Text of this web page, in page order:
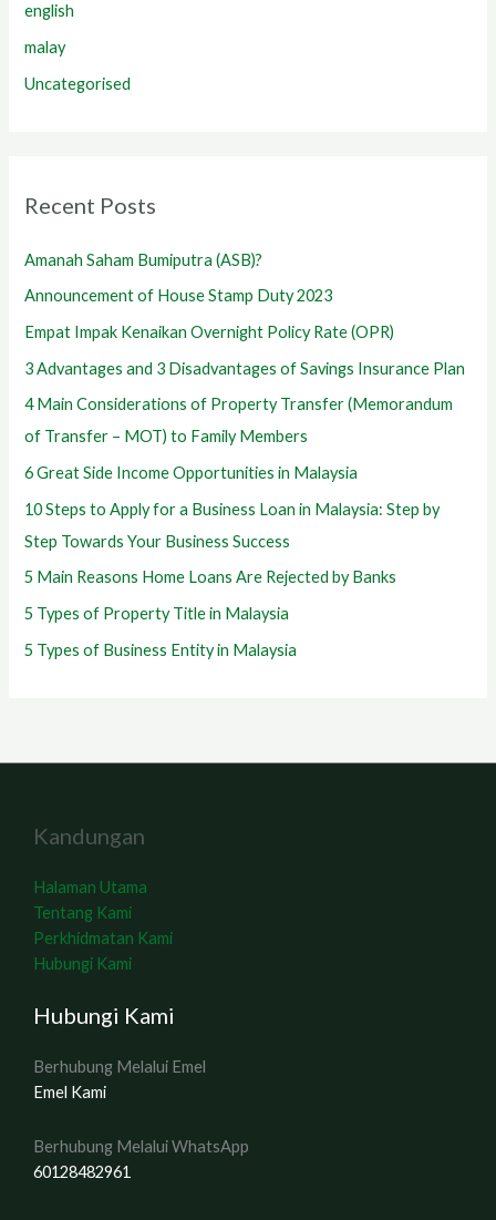
english
malay
Uncategorised
Recent Posts
Amanah Saham Bumiputra (ASB)?
Announcement of House Stamp Duty 2023
Empat Impak Kenaikan Overnight Policy Rate (OPR)
3 Advantages and 3 Disadvantages of Savings Insurance Plan
4 Main Considerations of Property Transfer (Memorandum
of Transfer – MOT) to Family Members
6 Great Side Income Opportunities in Malaysia
10 Steps to Apply for a Business Loan in Malaysia: Step by
Step Towards Your Business Success
5 Main Reasons Home Loans Are Rejected by Banks
5 Types of Property Title in Malaysia
5 Types of Business Entity in Malaysia
Kandungan
Halaman Utama
Tentang Kami
Perkhidmatan Kami
Hubungi Kami
Hubungi Kami
Berhubung Melalui Emel
Emel Kami
Berhubung Melalui WhatsApp
60128482961